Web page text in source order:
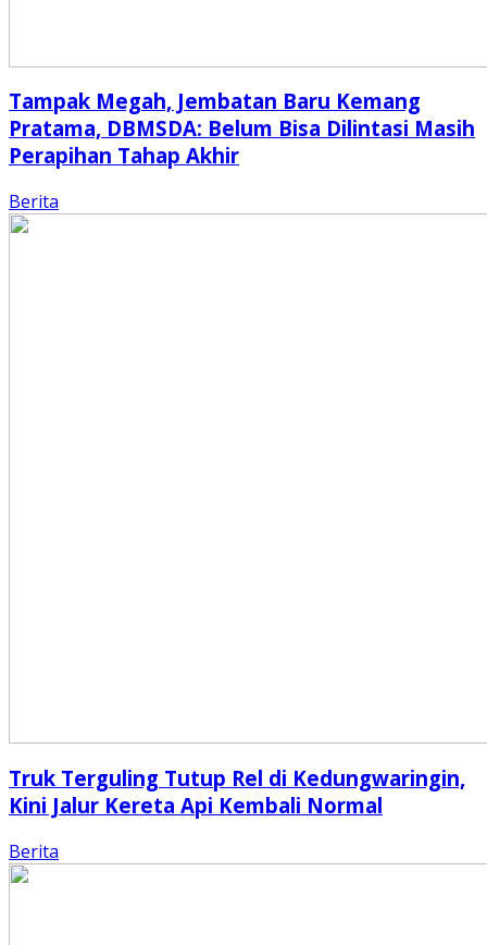
Tampak Megah, Jembatan Baru Kemang
Pratama, DBMSDA: Belum Bisa Dilintasi Masih
Perapihan Tahap Akhir
Berita
Truk Terguling Tutup Rel di Kedungwaringin,
Kini Jalur Kereta Api Kembali Normal
Berita